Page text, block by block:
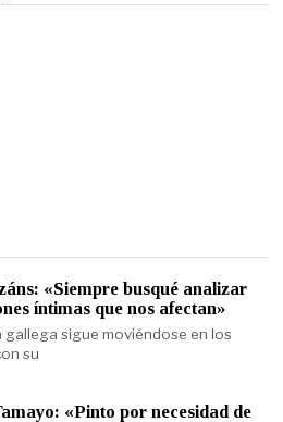
«Siempre busqué analizar
íntimas que nos afectan»
gallega sigue moviéndose en los
su
«Pinto por necesidad de